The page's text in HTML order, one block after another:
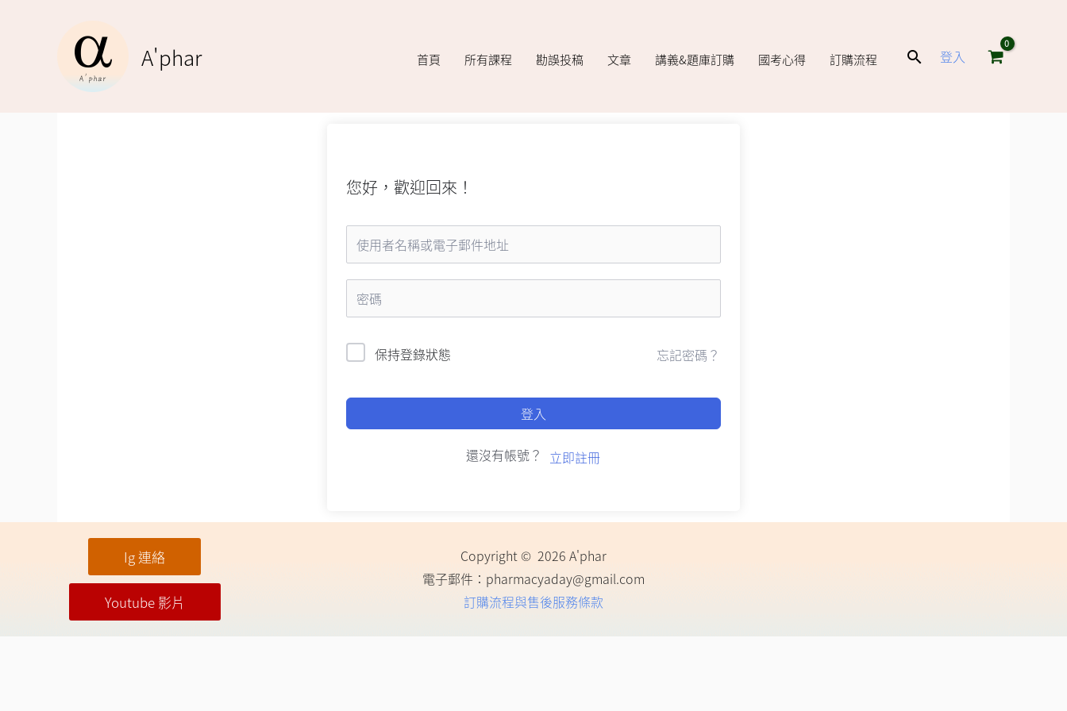
A'phar 首頁 所有課程 勘誤投稿 文章 講義&題庫訂購 國考心得 訂購流程
搜
登入
您好，歡迎回來！
保持登錄狀態 忘記密碼？
登入
還沒有帳號？ 立即註冊
Ig 連絡
Youtube 影片
Copyright © 2026 A'phar
電子郵件： pharmacyaday@gmail.com
訂購流程與售後服務條款